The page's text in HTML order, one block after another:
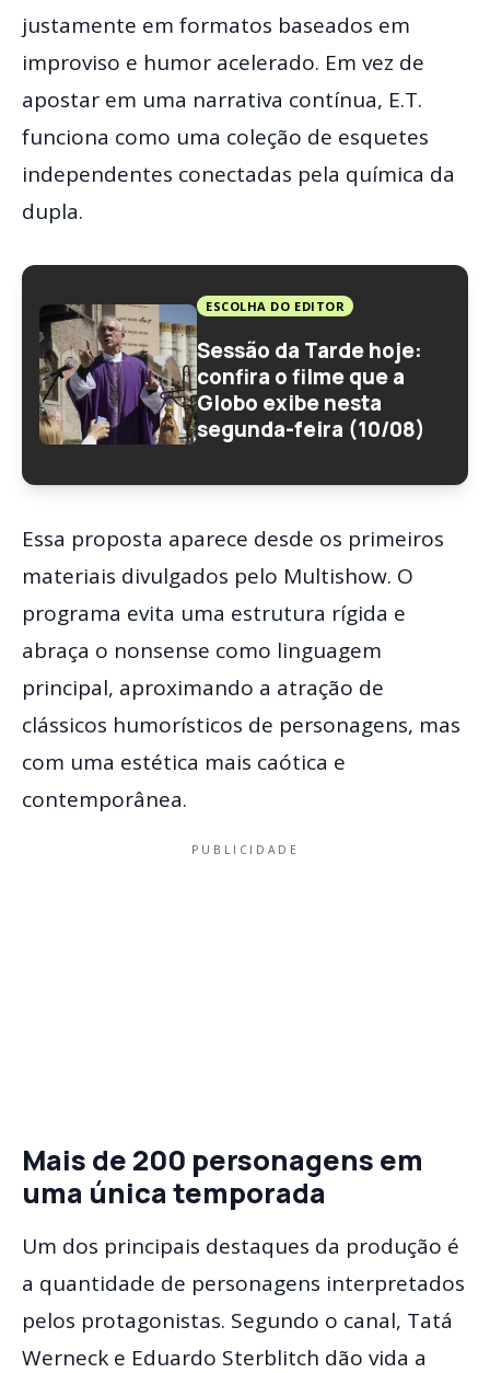
justamente em formatos baseados em
improviso e humor acelerado. Em vez de
apostar em uma narrativa contínua, E.T.
funciona como uma coleção de esquetes
independentes conectadas pela química da
dupla.
ESCOLHA DO EDITOR
Sessão da Tarde hoje:
confira o filme que a
Globo exibe nesta
segunda-feira (10/08)
Essa proposta aparece desde os primeiros
materiais divulgados pelo Multishow. O
programa evita uma estrutura rígida e
abraça o nonsense como linguagem
principal, aproximando a atração de
clássicos humorísticos de personagens, mas
com uma estética mais caótica e
contemporânea.
PUBLICIDADE
Mais de 200 personagens em
uma única temporada
Um dos principais destaques da produção é
a quantidade de personagens interpretados
pelos protagonistas. Segundo o canal, Tatá
Werneck e Eduardo Sterblitch dão vida a